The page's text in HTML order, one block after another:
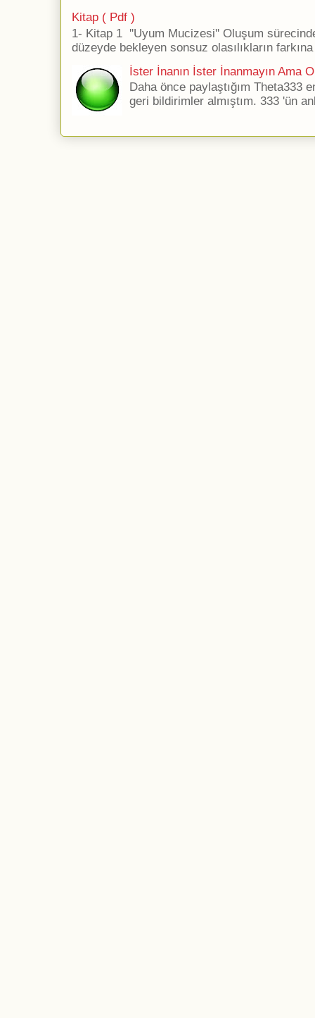
Kitap ( Pdf )
1- Kitap 1 ''Uyum Mucizesi'' Oluşum
düzeyde bekleyen sonsuz olasılıkların
İster İnanın İster İnanmayın Ama
Daha önce paylaştığım Theta333
geri bildirimler almıştım. 333 'ün